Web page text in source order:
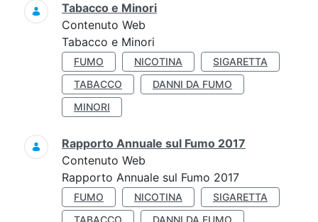
Tabacco e Minori
Contenuto Web
Tabacco e Minori
FUMO NICOTINA
SIGARETTA
TABACCO
DANNI DA FUMO
MINORI
Rapporto Annuale sul Fumo 2017
Contenuto Web
Rapporto Annuale sul Fumo 2017
FUMO NICOTINA
SIGARETTA
TABACCO
DANNI DA FUMO